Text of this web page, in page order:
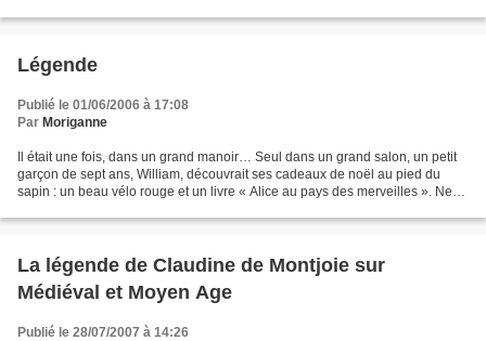
Légende
Publié le 01/06/2006 à 17:08
Par Moriganne
Il était une fois, dans un grand manoir… Seul dans un grand salon, un petit
garçon de sept ans, William, découvrait ses cadeaux de noël au pied du
sapin : un beau vélo rouge et un livre « Alice au pays des merveilles ». Ne
La légende de Claudine de Montjoie sur
Médiéval et Moyen Age
Publié le 28/07/2007 à 14:26